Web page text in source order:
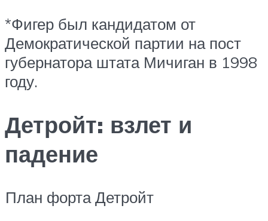
*Фигер был кандидатом от
Демократической партии на пост
губернатора штата Мичиган в 1998
году.
Детройт: взлет и
падение
План форта Детройт